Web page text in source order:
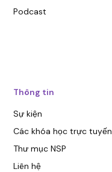
Podcast
Thông tin
Sự kiện
Các khóa học trực tuyến
Thư mục NSP
Liên hệ